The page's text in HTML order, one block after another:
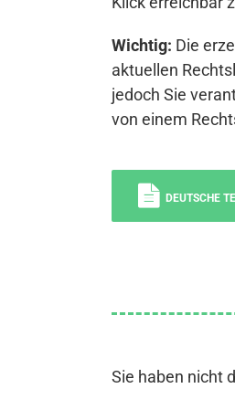
Wichtig: Die
aktuellen
jedoch Sie
von einem
DEUTSCHE
Sie haben nicht